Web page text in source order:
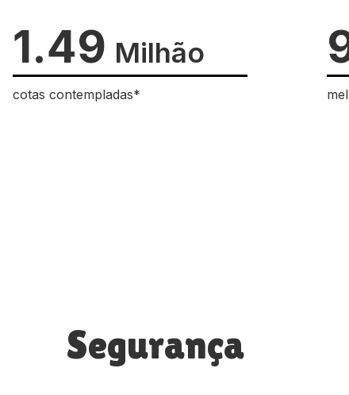
1.49 Milhão
cotas contempladas*
Segurança